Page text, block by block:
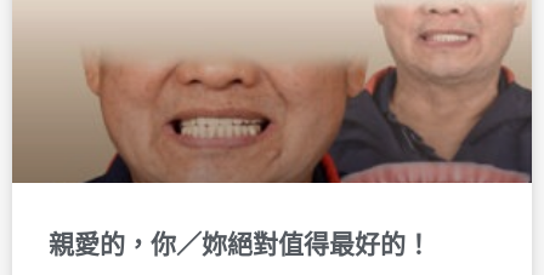
親愛的，你／妳絕對值得最好的！